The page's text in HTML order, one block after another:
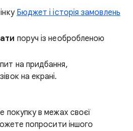
Бюджет і історія замовлень
поруч із необробленою
на придбання,
на екрані.
покупку в межах своєї
попросити іншого